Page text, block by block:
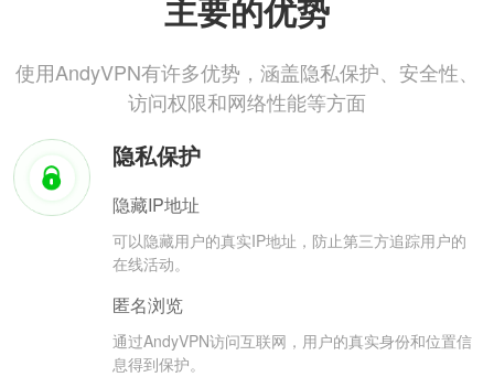
主要的优势
使用AndyVPN有许多优势，涵盖隐私保护、安全性、
访问权限和网络性能等方面
隐私保护
隐藏IP地址
可以隐藏用户的真实IP地址，防止第三方追踪用户的
在线活动。
匿名浏览
通过AndyVPN访问互联网，用户的真实身份和位置信
息得到保护。